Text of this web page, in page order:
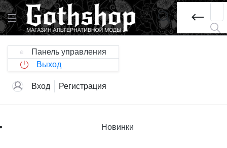
Панель управления
Выход
Вход Регистрация
Новинки